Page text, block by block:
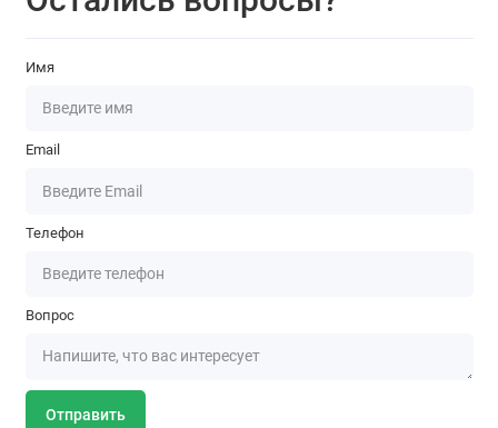
Имя
Email
Телефон
Вопрос
Отправить